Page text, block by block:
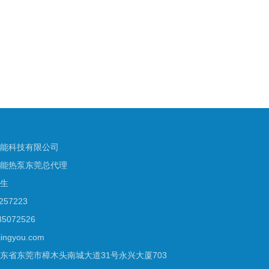
科技有限公司
热泵东莞总代理
省东莞市樟木头南城大道31号永兴大厦703